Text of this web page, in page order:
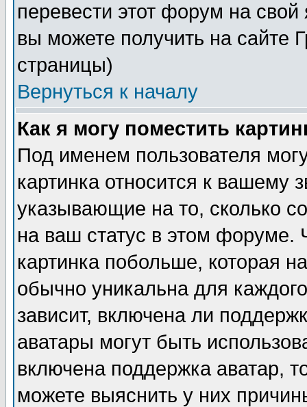
перевести этот форум на
вы можете получить на сайте
страницы)
Вернуться к началу
Как я могу поместить
Под именем пользователя
картинка относится к вашему
указывающие на то, сколько
на ваш статус в этом форуме.
картинка побольше, которая
обычно уникальна для
зависит, включена ли
аватары могут быть
включена поддержка аватар,
можете выяснить у них